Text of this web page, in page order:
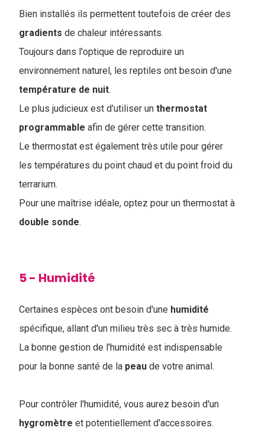
Bien installés ils permettent toutefois de créer des
gradients de chaleur intéressants.
Toujours dans l'optique de reproduire un
environnement naturel, les reptiles ont besoin d'une
température de nuit.
Le plus judicieux est d'utiliser un thermostat
programmable afin de gérer cette transition.
Le thermostat est également très utile pour gérer
les températures du point chaud et du point froid du
terrarium.
Pour une maîtrise idéale, optez pour un thermostat à
double sonde.
5 - Humidité
Certaines espèces ont besoin d'une humidité
spécifique, allant d'un milieu très sec à très humide.
La bonne gestion de l'humidité est indispensable
pour la bonne santé de la peau de votre animal.
Pour contrôler l'humidité, vous aurez besoin d'un
hygromètre et potentiellement d'accessoires.